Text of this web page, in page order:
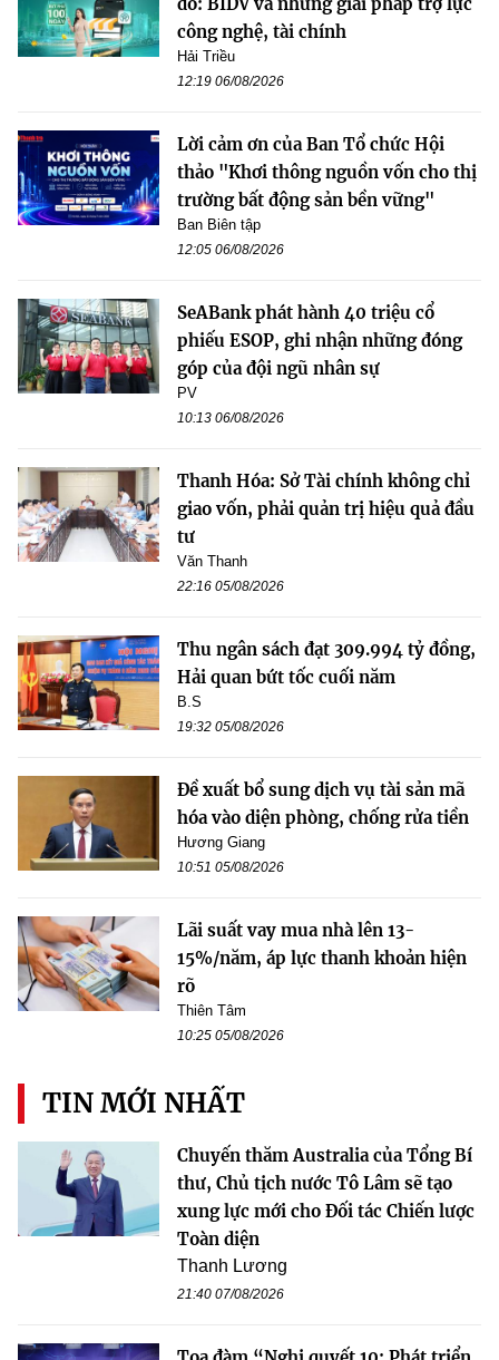
công nghệ, tài chính
Hải Triều
12:19 06/08/2026
Lời cảm ơn của Ban Tổ chức Hội
thảo "Khơi thông nguồn vốn cho thị
trường bất động sản bền vững"
Ban Biên tập
12:05 06/08/2026
SeABank phát hành 40 triệu cổ
phiếu ESOP, ghi nhận những đóng
góp của đội ngũ nhân sự
PV
10:13 06/08/2026
Thanh Hóa: Sở Tài chính không chỉ
giao vốn, phải quản trị hiệu quả đầu
tư
Văn Thanh
22:16 05/08/2026
Thu ngân sách đạt 309.994 tỷ đồng,
Hải quan bứt tốc cuối năm
B.S
19:32 05/08/2026
Đề xuất bổ sung dịch vụ tài sản mã
hóa vào diện phòng, chống rửa tiền
Hương Giang
10:51 05/08/2026
Lãi suất vay mua nhà lên 13-
15%/năm, áp lực thanh khoản hiện
rõ
Thiên Tâm
10:25 05/08/2026
TIN MỚI NHẤT
Chuyến thăm Australia của Tổng Bí
thư, Chủ tịch nước Tô Lâm sẽ tạo
xung lực mới cho Đối tác Chiến lược
Toàn diện
Thanh Lương
21:40 07/08/2026